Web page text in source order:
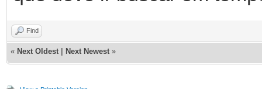
Find
« Next Oldest Next Newest »